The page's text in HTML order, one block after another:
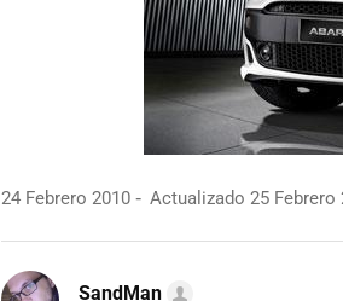
24 Febrero 2010 Actualizado 25 Febrero
SandMan